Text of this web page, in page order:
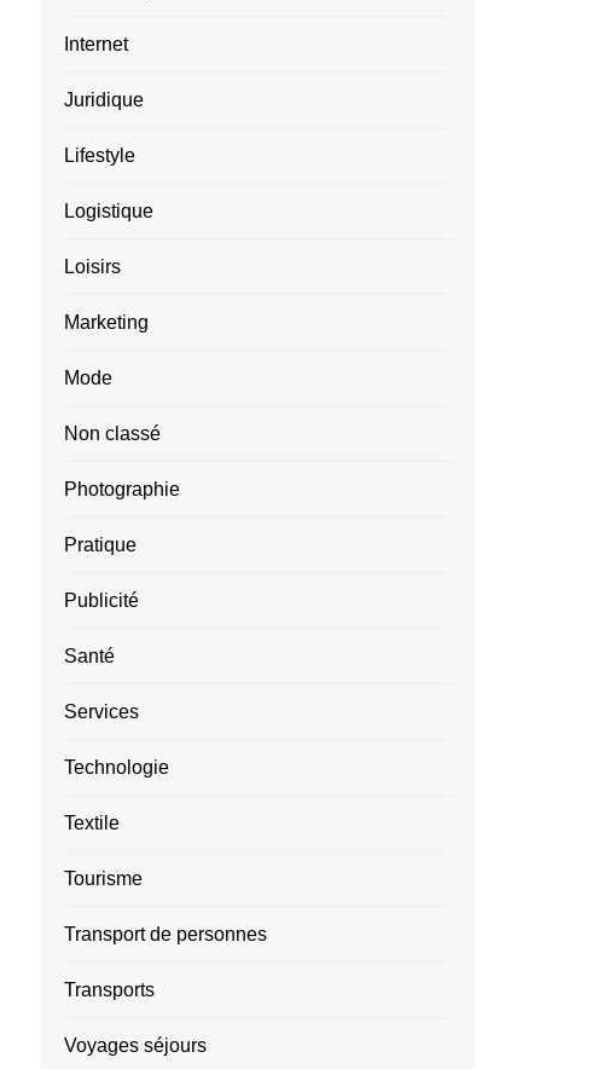
Internet
Juridique
Lifestyle
Logistique
Loisirs
Marketing
Mode
Non classé
Photographie
Pratique
Publicité
Santé
Services
Technologie
Textile
Tourisme
Transport de personnes
Transports
Voyages séjours